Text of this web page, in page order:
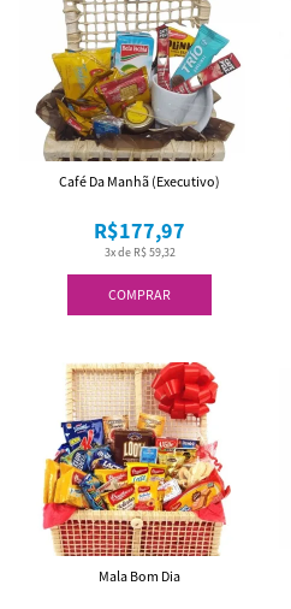
COMPRAR
3x de R$ 59,32
R$177,97
Café Da Manhã (Executivo)
Mala Bom Dia